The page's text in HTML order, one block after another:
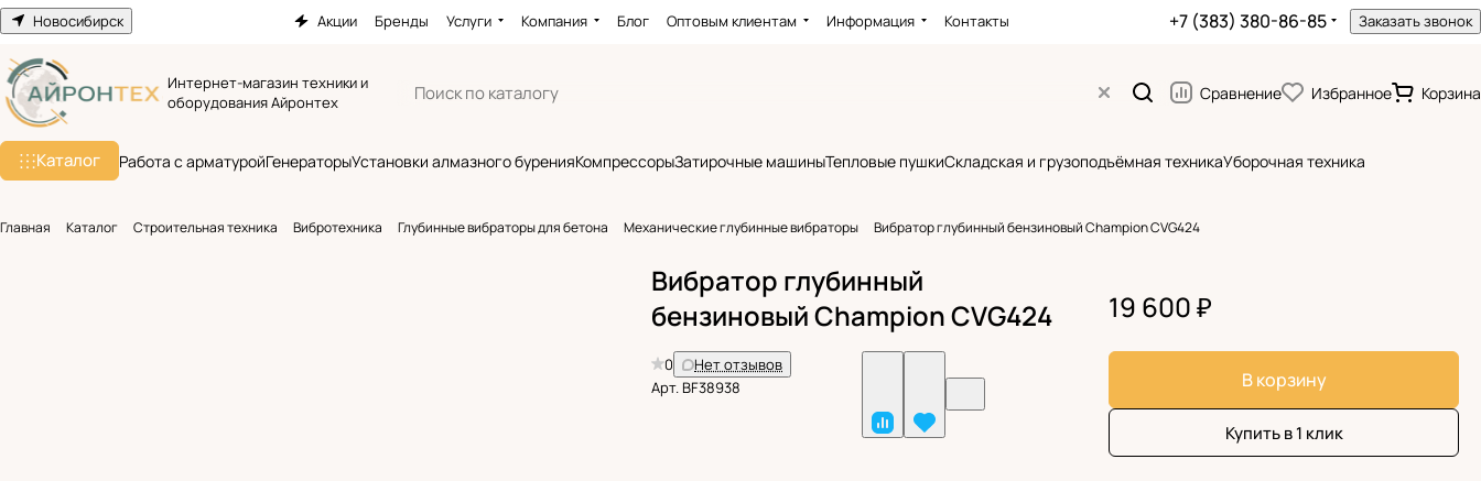
Новосибирск Акции Бренды Услуги Компания Блог Оптовым клиентам Информация Контакты +7 (383) 380-86-85 Заказать звонок
Интернет-магазин техники и
оборудования Айронтех
Сравнение Избранное Корзина
Каталог Работа с арматуройГенераторыУстановки алмазного буренияКомпрессорыЗатирочные машиныТепловые пушкиСкладская и грузоподъёмная техникаУборочная техника
Главная Каталог Строительная техника Вибротехника Глубинные вибраторы для бетона Механические глубинные вибраторы Вибратор глубинный бензиновый Champion CVG‌424
Вибратор глубинный
бензиновый Champion CVG‌424
0
Нет отзывов
Арт.BF38938
19 600 ₽
В корзину
Купить в 1 клик